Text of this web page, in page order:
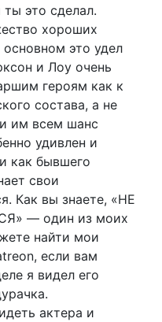
это сделал.
хороших
это удел
и Лоу очень
героям как к
состава, а не
им всем шанс
удивлен и
как бывшего
свои
Как вы знаете, «НЕ
— один из моих
найти мои
если вам
я видел его
актера и